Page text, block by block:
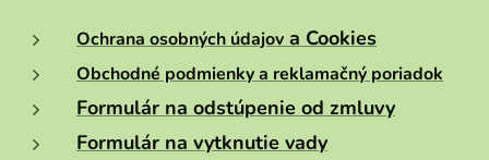
Ochrana osobných údajov a Cookies
Obchodné podmienky a reklamačný poriadok
Formulár na odstúpenie od zmluvy
Formulár na vytknutie vady